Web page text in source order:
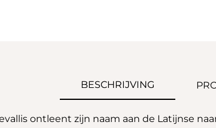
BESCHRIJVING
ontleent zijn naam aan de Latijnse